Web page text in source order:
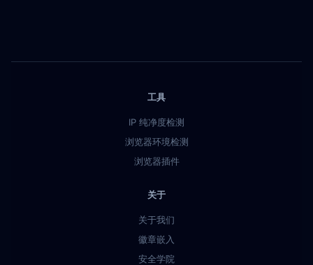
工具
IP 纯净度检测
浏览器环境检测
浏览器插件
关于
关于我们
徽章嵌入
安全学院